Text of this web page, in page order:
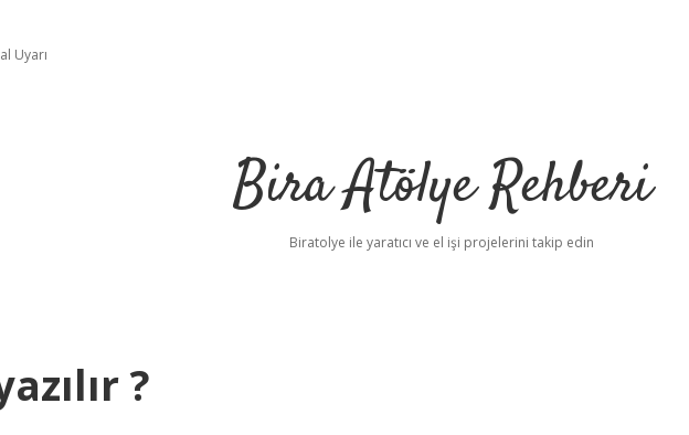
Uyarı
Bira Atölye Rehberi
Biratolye ile yaratıcı ve el işi projelerini takip edin
?